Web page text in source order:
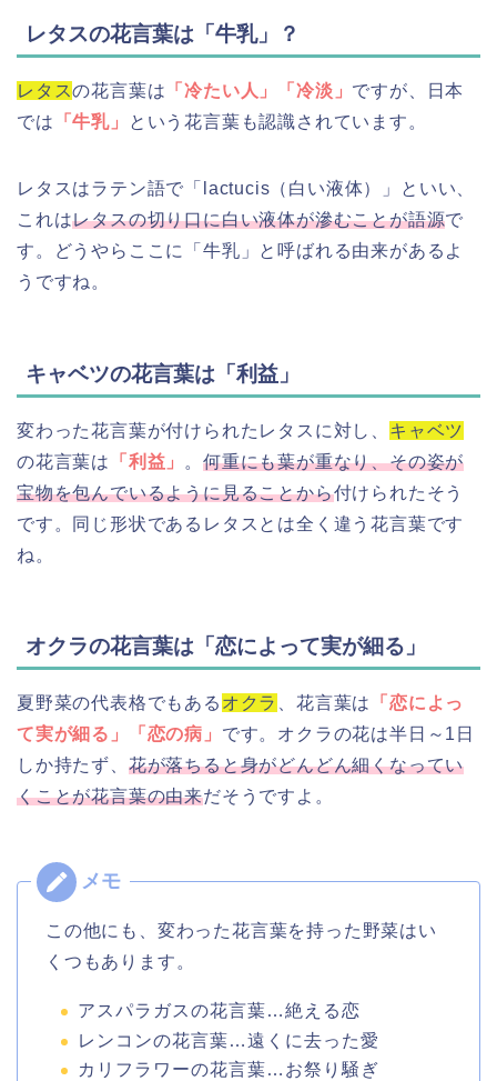
レタスの花言葉は「牛乳」？
レタスの花言葉は 「冷たい人」「冷淡」 ですが、日本
では 「牛乳」 という花言葉も認識されています。
レタスはラテン語で「lactucis（白い液体）」といい、
これはレタスの切り口に白い液体が滲むことが語源で
す。どうやらここに「牛乳」と呼ばれる由来があるよ
うですね。
キャベツの花言葉は「利益」
変わった花言葉が付けられたレタスに対し、 キャベツ
の花言葉は
「利益」 。何重にも葉が重なり、その姿が
宝物を包んでいるように見ることから付けられたそう
です。同じ形状であるレタスとは全く違う花言葉です
ね。
オクラの花言葉は「恋によって実が細る」
夏野菜の代表格でもある オクラ 、花言葉は
「恋によっ
て実が細る」「恋の病」 です。オクラの花は半日～1日
しか持たず、 花が落ちると身がどんどん細くなってい
くことが花言葉の由来だそうですよ。
この他にも、変わった花言葉を持った野菜はい
くつもあります。
アスパラガスの花言葉…絶える恋
レンコンの花言葉…遠くに去った愛
カリフラワーの花言葉…お祭り騒ぎ